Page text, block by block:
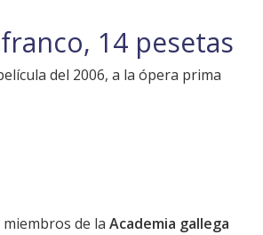
14 pesetas
del 2006, a la ópera prima
de la Academia gallega